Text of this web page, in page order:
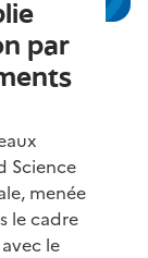
par
Science
menée
le cadre
le